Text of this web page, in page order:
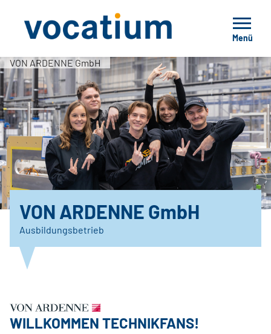
Menü
VON ARDENNE GmbH
VON ARDENNE GmbH
Ausbildungsbetrieb
WILLKOMMEN TECHNIKFANS!